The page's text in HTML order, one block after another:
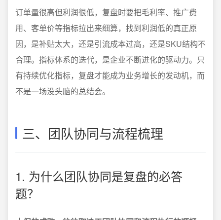
订单量很高但利润很低，复盘时要把毛利率、推广费
用、客单价等指标拉出来细算，找到利润低的真正原
因，是补贴太大，还是引流成本过高，还是SKU结构不
合理。指标体系的迭代，是企业不断进化的驱动力。只
有持续优化指标，复盘才能成为业务增长的发动机，而
不是一场没头脑的总结会。
三、团队协同与流程梳理
1. 为什么团队协同是复盘的必答
题？